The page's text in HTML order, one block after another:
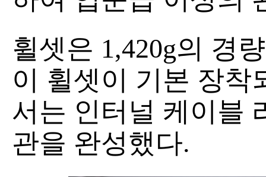
휠셋은 1,420g의 경
이 휠셋이 기본 장착
서는 인터널 케이블
관을 완성했다.